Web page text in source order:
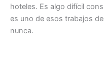
hoteles. Es algo difícil
es uno de esos trabajos
nunca.